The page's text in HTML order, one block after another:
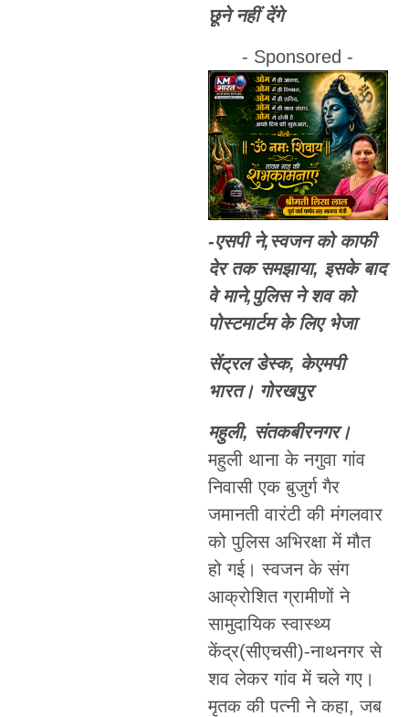
छूने नहीं देंगे
- Sponsored -
-एसपी ने,स्वजन को काफी
देर तक समझाया, इसके बाद
वे माने,पुलिस ने शव को
पोस्टमार्टम के लिए भेजा
सेंट्रल डेस्क, केएमपी
भारत। गोरखपुर
महुली, संतकबीरनगर।
महुली थाना के नगुवा गांव
निवासी एक बुजुर्ग गैर
जमानती वारंटी की मंगलवार
को पुलिस अभिरक्षा में मौत
हो गई। स्वजन के संग
आक्रोशित ग्रामीणों ने
सामुदायिक स्वास्थ्य
केंद्र(सीएचसी)-नाथनगर से
शव लेकर गांव में चले गए।
मृतक की पत्नी ने कहा, जब